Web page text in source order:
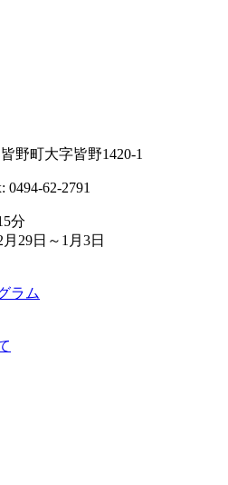
野町大字皆野1420-1
62-2791
分
29日～1月3日
ラム